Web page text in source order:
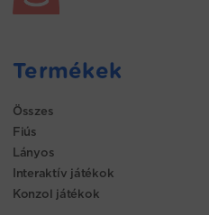
Termékek
Összes
Fiús
Lányos
Interaktív játékok
Konzol játékok